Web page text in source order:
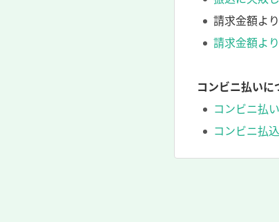
請求金額よ
請求金額よ
コンビニ払いに
コンビニ払
コンビニ払